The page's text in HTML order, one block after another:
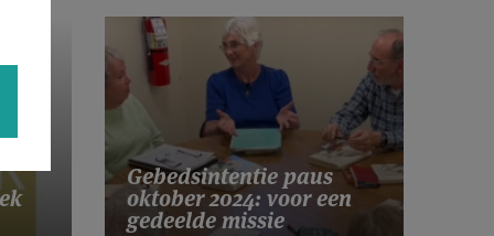
Gebedsintentie paus
oktober 2024: voor een
gedeelde missie